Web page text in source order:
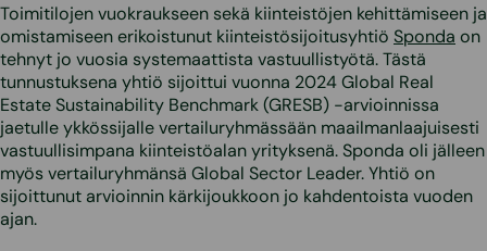
Toimitilojen vuokraukseen sekä kiinteistöjen kehittämiseen ja
omistamiseen erikoistunut kiinteistösijoitusyhtiö Sponda on
tehnyt jo vuosia systemaattista vastuullistyötä. Tästä
tunnustuksena yhtiö sijoittui vuonna 2024 Global Real
Estate Sustainability Benchmark (GRESB) -arvioinnissa
jaetulle ykkössijalle vertailuryhmässään maailmanlaajuisesti
vastuullisimpana kiinteistöalan yrityksenä. Sponda oli jälleen
myös vertailuryhmänsä Global Sector Leader. Yhtiö on
sijoittunut arvioinnin kärkijoukkoon jo kahdentoista vuoden
ajan.